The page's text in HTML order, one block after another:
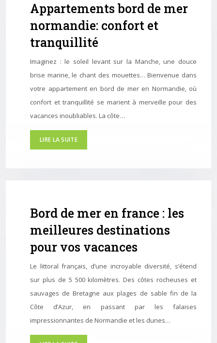
Appartements bord de mer
normandie: confort et
tranquillité
Imaginez : le soleil levant sur la Manche, une douce
brise marine, le chant des mouettes… Bienvenue dans
votre appartement en bord de mer en Normandie, où
confort et tranquillité se marient à merveille pour des
vacances inoubliables. La côte…
LIRE LA SUITE
Bord de mer en france : les
meilleures destinations
pour vos vacances
Le littoral français, d’une incroyable diversité, s’étend
sur plus de 5 500 kilomètres. Des côtes rocheuses et
sauvages de Bretagne aux plages de sable fin de la
Côte d’Azur, en passant par les falaises
impressionnantes de Normandie et les dunes…